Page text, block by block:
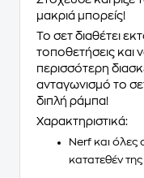
μακριά μπορείς!
Το σετ διαθέτει
τοποθετήσεις και
περισσότερη
ανταγωνισμό το
διπλή ράμπα!
Χαρακτηριστικά:
Nerf και όλες
κατατεθέν